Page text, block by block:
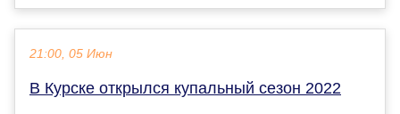
21:00, 05 Июн
В Курске открылся купальный сезон 2022